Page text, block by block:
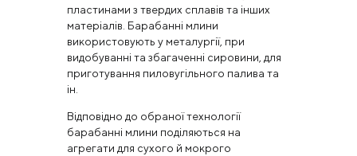
пластинами з твердих сплавів та інших
матеріалів. Барабанні млини
використовують у металургії, при
видобуванні та збагаченні сировини, для
приготування пиловугільного палива та
ін.
Відповідно до обраної технології
барабанні млини поділяються на
агрегати для сухого й мокрого